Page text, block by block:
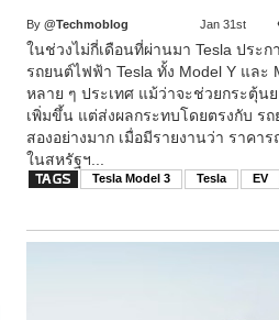
By@Techmoblog Jan 31st
ในช่วงไม่กี่เดือนที่ผ่านมา Tesla ประก
รถยนต์ไฟฟ้า Tesla ทั้ง Model Y และ
หลาย ๆ ประเทศ แม้ว่าจะช่วยกระตุ้น
เพิ่มขึ้น แต่ส่งผลกระทบโดยตรงกับ รถ
สองอย่างมาก เมื่อมีรายงานว่า ราคาร
ในสหรัฐฯ...
Tesla Model 3 Tesla EV